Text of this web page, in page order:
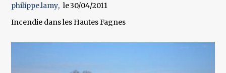
philippe.lamy
30/04/2011
Incendie dans les Hautes Fagnes